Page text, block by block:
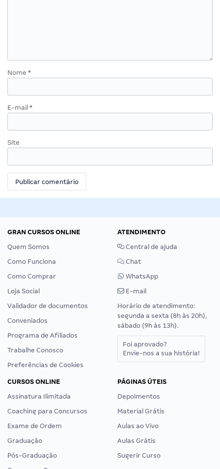
Nome *
E-mail *
Site
GRAN CURSOS ONLINE
Quem Somos
Como Funciona
Como Comprar
Loja Social
Validador de documentos
Conveniados
Programa de Afiliados
Trabalhe Conosco
Preferências de Cookies
ATENDIMENTO
Central de ajuda
Chat
WhatsApp
E-mail
Horário de atendimento:
segunda a sexta (8h às 20h),
sábado (9h às 13h).
Foi aprovado?
Envie-nos a sua história!
CURSOS ONLINE
Assinatura Ilimitada
Coaching para Concursos
Exame de Ordem
Graduação
Pós-Graduação
PÁGINAS ÚTEIS
Depoimentos
Material Grátis
Aulas ao Vivo
Aulas Grátis
Sugerir Curso